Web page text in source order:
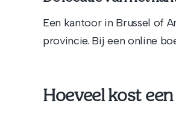
Een kantoor in Brussel of
provincie. Bij een online
Hoeveel kost